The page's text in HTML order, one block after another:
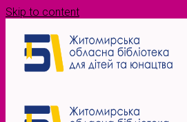
Skip to content